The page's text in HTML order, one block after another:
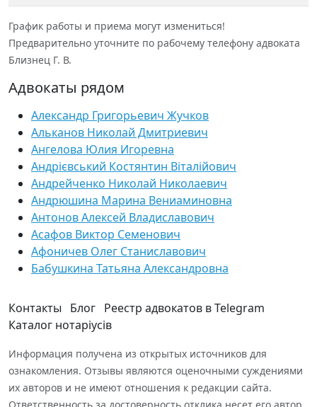
График работы и приема могут измениться!
Предварительно уточните по рабочему телефону адвоката
Близнец Г. В.
Адвокаты рядом
Александр Григорьевич Жучков
Альканов Николай Дмитриевич
Ангелова Юлия Игоревна
Андрієвський Костянтин Віталійович
Андрейченко Николай Николаевич
Андрюшина Марина Вениаминовна
Антонов Алексей Владиславович
Асафов Виктор Семенович
Афоничев Олег Станиславович
Бабушкина Татьяна Александровна
Контакты Блог Реестр адвокатов в Telegram
Каталог нотаріусів
Информация получена из открытых источников для
ознакомления. Отзывы являются оценочными суждениями
их авторов и не имеют отношения к редакции сайта.